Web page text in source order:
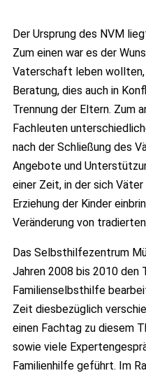
Der Ursprung des NVM
Zum einen war es der
Vaterschaft leben
Beratung, dies auch in
Trennung der Eltern. Zum
Fachleuten
nach der Schließung des
Angebote und
einer Zeit, in der sich
Erziehung der Kinder
Veränderung von
Das Selbsthilfezentrum
Jahren 2008 bis 2010 den
Familienselbsthilfe
Zeit diesbezüglich
einen Fachtag zu diesem
sowie viele
Familienhilfe geführt. Im